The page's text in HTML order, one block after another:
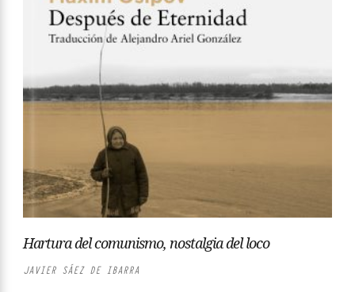
Hartura del comunismo, nostalgia del loco
JAVIER SÁEZ DE IBARRA